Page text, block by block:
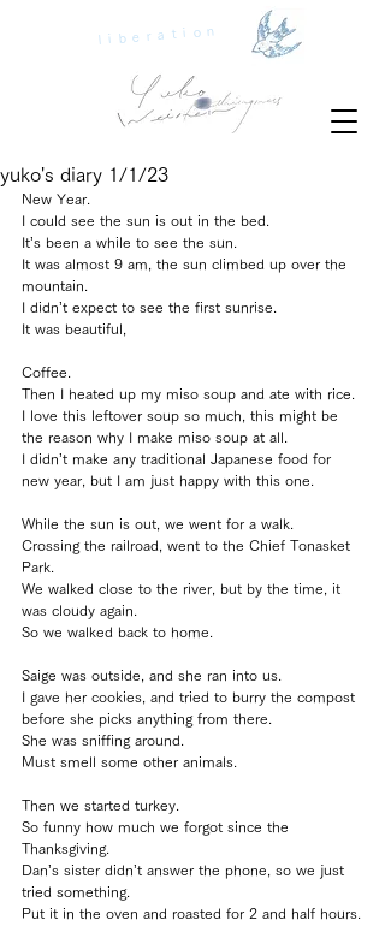
liberation
yuko's diary 1/1/23
New Year.
I could see the sun is out in the bed.
It’s been a while to see the sun.
It was almost 9 am, the sun climbed up over the
mountain.
I didn’t expect to see the first sunrise.
It was beautiful,
Coffee.
Then I heated up my miso soup and ate with rice.
I love this leftover soup so much, this might be
the reason why I make miso soup at all.
I didn’t make any traditional Japanese food for
new year, but I am just happy with this one.
While the sun is out, we went for a walk.
Crossing the railroad, went to the Chief Tonasket
Park.
We walked close to the river, but by the time, it
was cloudy again.
So we walked back to home.
Saige was outside, and she ran into us.
I gave her cookies, and tried to burry the compost
before she picks anything from there.
She was sniffing around.
Must smell some other animals.
Then we started turkey.
So funny how much we forgot since the
Thanksgiving.
Dan’s sister didn’t answer the phone, so we just
tried something.
Put it in the oven and roasted for 2 and half hours.